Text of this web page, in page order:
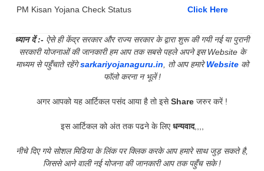
PM Kisan Yojana Check Status Click Here
ध्यान दें :- ऐसे ही केंद्र सरकार और राज्य सरकार के द्वारा शुरू की गयी नई या पुरानी
सरकारी योजनाओं की जानकारी हम आप तक सबसे पहले अपने इस Website के
माध्यम से पहुँचाते रहेंगेsarkariyojanaguru.in, तो आप हमारेWebsiteको
फॉलो करना न भूलें !
अगर आपको यह आर्टिकल पसंद आया है तो इसेShare जरुर करें !
इस आर्टिकल को अंत तक पढने के लिएधन्यवाद,,,,
नीचे दिए गये सोशल मिडिया के लिंक पर क्लिक करके आप हमारे साथ जुड़ सकते है,
जिससे आने वाली नई योजना की जानकारी आप तक पहुँच सके !